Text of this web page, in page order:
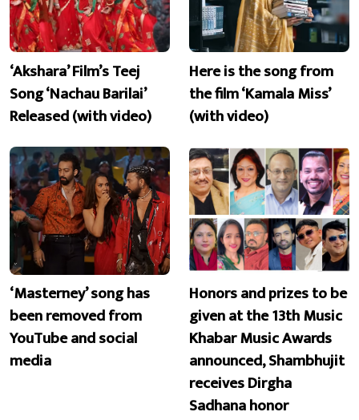
‘Akshara’ Film’s Teej
Song ‘Nachau Barilai’
Released (with video)
Here is the song from
the film ‘Kamala Miss’
(with video)
‘Masterney’ song has
been removed from
YouTube and social
media
Honors and prizes to be
given at the 13th Music
Khabar Music Awards
announced, Shambhujit
receives Dirgha
Sadhana honor